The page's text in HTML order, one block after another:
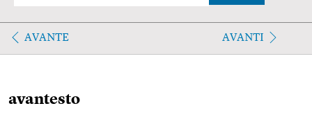
AVANTE AVANTI
avantesto